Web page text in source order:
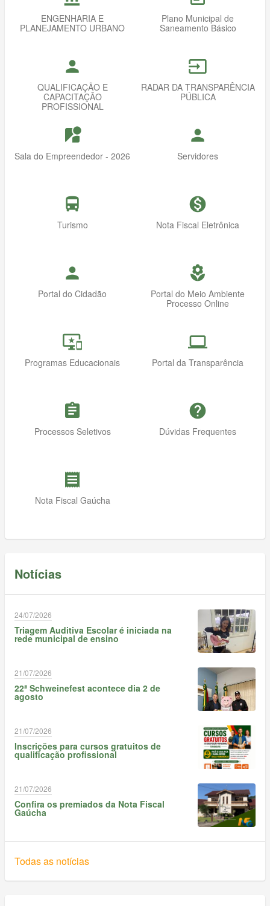
ENGENHARIA E
PLANEJAMENTO URBANO
Plano Municipal de
Saneamento Básico
person
QUALIFICAÇÃO E
CAPACITAÇÃO
PROFISSIONAL
input
RADAR DA TRANSPARÊNCIA
PÚBLICA
streetview
Sala do Empreendedor - 2026
person
Servidores
directions_bus
Turismo
monetization_on
Nota Fiscal Eletrônica
person
Portal do Cidadão
local_florist
Portal do Meio Ambiente
Processo Online
important_devices
Programas Educacionais
computer
Portal da Transparência
assignment
Processos Seletivos
help
Dúvidas Frequentes
receipt
Nota Fiscal Gaúcha
Notícias
24/07/2026
Triagem Auditiva Escolar é iniciada na
rede municipal de ensino
21/07/2026
22ª Schweinefest acontece dia 2 de
agosto
21/07/2026
Inscrições para cursos gratuitos de
qualificação profissional
21/07/2026
Confira os premiados da Nota Fiscal
Gaúcha
Todas as notícias